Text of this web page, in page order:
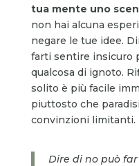
tua mente uno
non hai alcuna
negare le tue idee.
farti sentire insicuro
qualcosa di ignoto.
solito è più facile
piuttosto che
convinzioni limitanti.
Dire di no può